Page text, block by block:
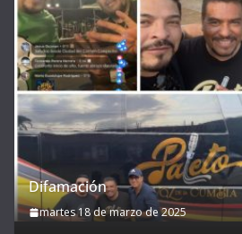
Difamación
martes 18 de marzo de 2025